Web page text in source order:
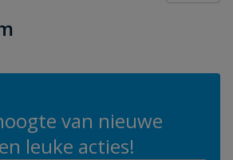
van nieuwe
leuke acties!